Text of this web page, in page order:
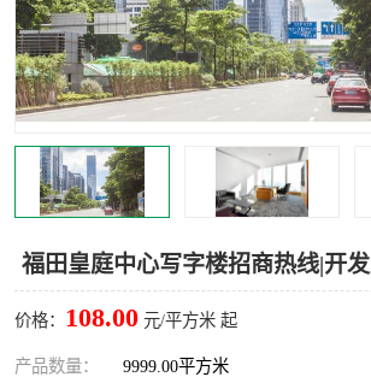
福田皇庭中心写字楼招商热线|开
价格： 108.00 元/平方米 起
产品数量： 9999.00平方米
罗湖水贝 南山南
龙华 罗湖区
宝安区 西乡
兴东 石岩
车公庙